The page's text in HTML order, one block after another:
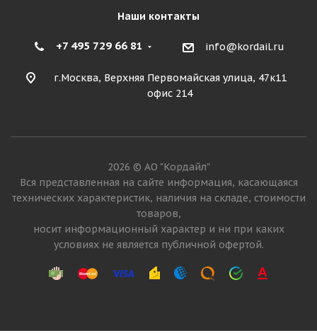
Наши контакты
+7 495 729 66 81 info@kordail.ru
г.Москва, Верхняя Первомайская улица, 47к11
офис 214
2026 © АО "Кордайл"
Вся представленная на сайте информация, касающаяся
технических характеристик, наличия на складе, стоимости
товаров,
носит информационный характер и ни при каких
условиях не является публичной офертой.